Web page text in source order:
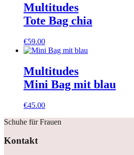
Multitudes
Tote Bag chia
€59.00
Multitudes
Mini Bag mit blau
€45.00
Schuhe für Frauen
Kontakt